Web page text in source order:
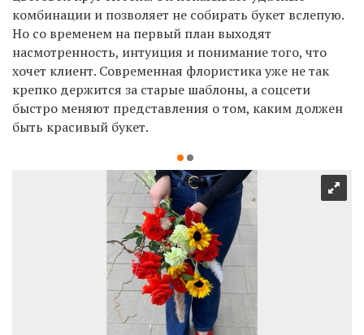
комбинации и позволяет не собирать букет вслепую.
Но со временем на первый план выходят
насмотренность, интуиция и понимание того, что
хочет клиент. Современная флористика уже не так
крепко держится за старые шаблоны, а соцсети
быстро меняют представления о том, каким должен
быть красивый букет.